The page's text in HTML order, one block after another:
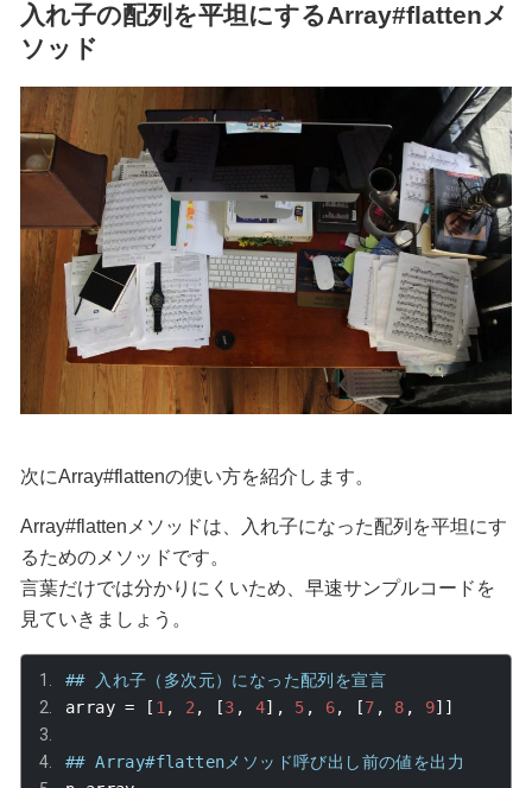
入れ子の配列を平坦にするArray#flattenメ
ソッド
次にArray#flattenの使い方を紹介します。
Array#flatten メソッドは、入れ子になった配列を平坦にす
るためのメソッドです。
言葉だけでは分かりにくいため、早速サンプルコードを
見ていきましょう。
## 入れ子（多次元）になった配列を宣言
array = [ 1 , 2 , [3 , 4], 5 , 6, [7 , 8 , 9]]
## Array#flattenメソッド呼び出し前の値を出力